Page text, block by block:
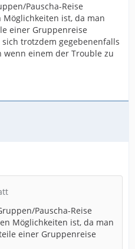
Pauscha-Reise
ist, da man
einer Gruppenreise
trotzdem gegebenenfalls
wenn einem der Trouble zu
Pauscha-Reise
Möglichkeiten ist, da man
einer Gruppenreise